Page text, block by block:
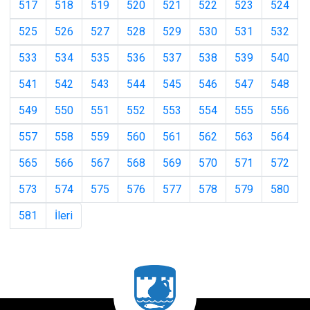
517 518 519 520 521 522 523
524
525
526 527 528 529 530 531
532
533
534 535 536 537 538 539
540
541
542 543 544 545 546 547
548
549
550 551 552 553 554 555
556
557
558 559 560 561 562 563
564
565
566 567 568 569 570 571
572
573
574 575 576 577 578 579
580
581
İleri